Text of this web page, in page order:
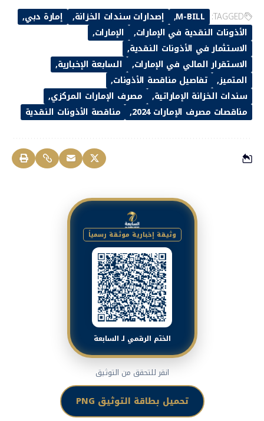
TAGGED:
M-BILL إصدارات سندات الخزانة
إمارة دبي
الأذونات النقدية في الإمارات
الإمارات
الاستثمار في الأذونات النقدية
الاستقرار المالي في الإمارات
السابعة الإخبارية
المتميز
تفاصيل مناقصة الأذونات
سندات الخزانة الإماراتية
مصرف الإمارات المركزي
مناقصات مصرف الإمارات 2024
مناقصة الأذونات النقدية
وثيقة إخبارية موثقة رسمياً
الختم الرقمي لـ السابعة
انقر للتحقق من التوثيق
تحميل بطاقة التوثيق PNG